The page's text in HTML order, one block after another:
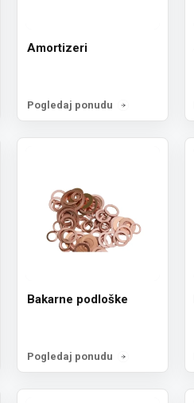
Amortizeri
Pogledaj ponudu
Bakarne podloške
Pogledaj ponudu